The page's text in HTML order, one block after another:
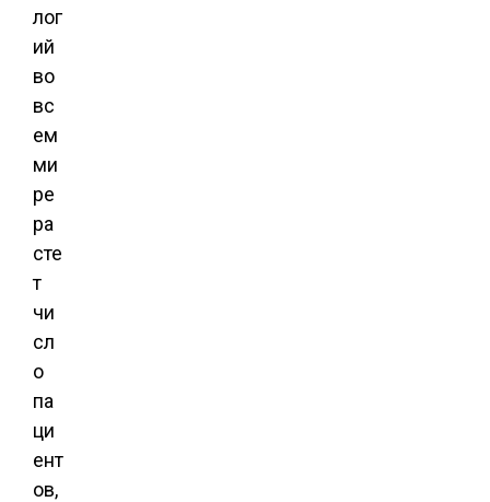
лог
ий
во
вс
ем
ми
ре
ра
сте
т
чи
сл
о
па
ци
ент
ов,